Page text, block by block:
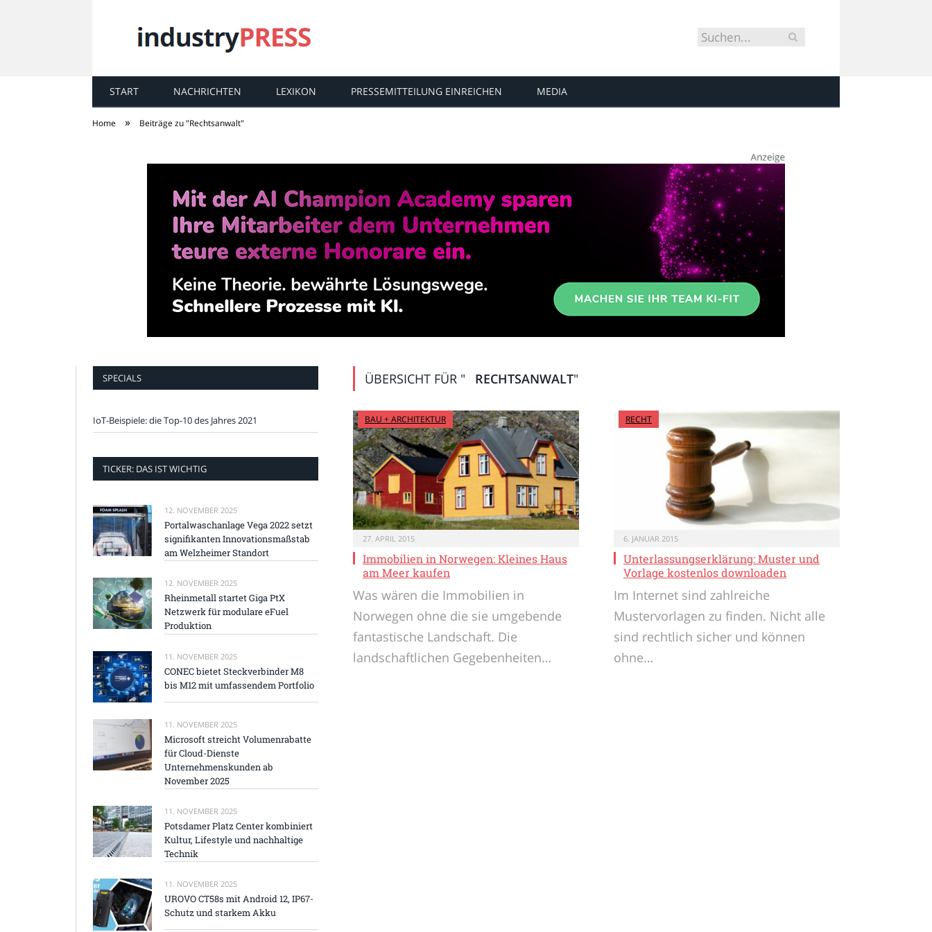
industryPRESS
START NACHRICHTEN LEXIKON PRESSEMITTEILUNG EINREICHEN MEDIA
Home » Beiträge zu "Rechtsanwalt"
ÜBERSICHT FÜR " RECHTSANWALT"
BAU + ARCHITEKTUR
27. APRIL 2015
Immobilien in Norwegen: Kleines Haus
am Meer kaufen
Was wären die Immobilien in
Norwegen ohne die sie umgebende
fantastische Landschaft. Die
landschaftlichen Gegebenheiten…
RECHT
6. JANUAR 2015
Unterlassungserklärung: Muster und
Vorlage kostenlos downloaden
Im Internet sind zahlreiche
Mustervorlagen zu finden. Nicht alle
sind rechtlich sicher und können
ohne…
SPECIALS
IoT-Beispiele: die Top-10 des Jahres 2021
TICKER: DAS IST WICHTIG
12. NOVEMBER 2025
Portalwaschanlage Vega 2022 setzt
signifikanten Innovationsmaßstab
am Welzheimer Standort
12. NOVEMBER 2025
Rheinmetall startet Giga PtX
Netzwerk für modulare eFuel
Produktion
11. NOVEMBER 2025
CONEC bietet Steckverbinder M8
bis M12 mit umfassendem Portfolio
11. NOVEMBER 2025
Microsoft streicht Volumenrabatte
für Cloud-Dienste
Unternehmenskunden ab
November 2025
11. NOVEMBER 2025
Potsdamer Platz Center kombiniert
Kultur, Lifestyle und nachhaltige
Technik
11. NOVEMBER 2025
UROVO CT58s mit Android 12, IP67-
Schutz und starkem Akku